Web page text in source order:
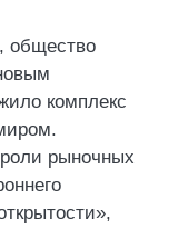
общество
комплекс
рыночных